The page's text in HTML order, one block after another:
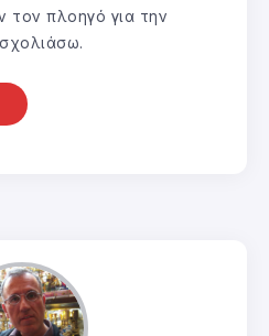
τον πλοηγό για την